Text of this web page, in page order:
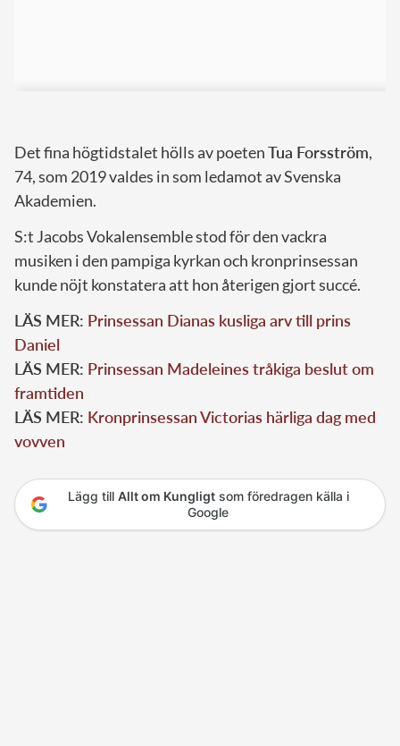
Det fina högtidstalet hölls av poetenTua Forsström,
74, som 2019 valdes in som ledamot av Svenska
Akademien.
S:t Jacobs Vokalensemble stod för den vackra
musiken i den pampiga kyrkan och kronprinsessan
kunde nöjt konstatera att hon återigen gjort succé.
LÄS MER: Prinsessan Dianas kusliga arv till prins
Daniel
LÄS MER: Prinsessan Madeleines tråkiga beslut om
framtiden
LÄS MER: Kronprinsessan Victorias härliga dag med
vovven
Lägg till Allt om Kungligtsom föredragen källa i
Google